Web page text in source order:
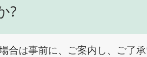
?
合は事前に、ご案内し、ご了